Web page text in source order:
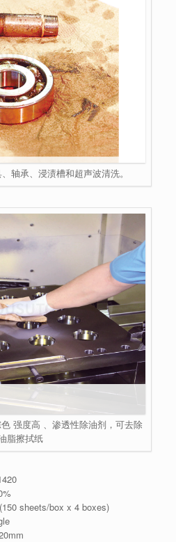
轴承、浸渍槽和超声波清洗。
强度高 、渗透性除油剂，可去除
脂擦拭纸
sheets/box x 4 boxes)